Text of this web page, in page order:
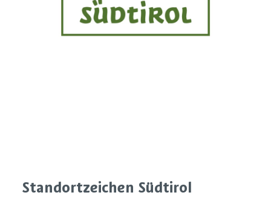
Standortzeichen Südtirol